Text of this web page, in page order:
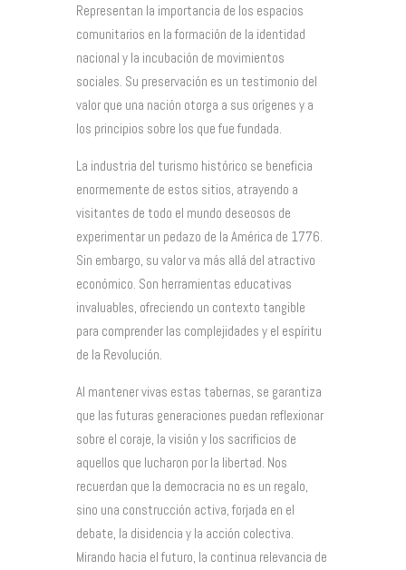
Representan la importancia de los espacios
comunitarios en la formación de la identidad
nacional y la incubación de movimientos
sociales. Su preservación es un testimonio del
valor que una nación otorga a sus orígenes y a
los principios sobre los que fue fundada.
La industria del turismo histórico se beneficia
enormemente de estos sitios, atrayendo a
visitantes de todo el mundo deseosos de
experimentar un pedazo de la América de 1776.
Sin embargo, su valor va más allá del atractivo
económico. Son herramientas educativas
invaluables, ofreciendo un contexto tangible
para comprender las complejidades y el espíritu
de la Revolución.
Al mantener vivas estas tabernas, se garantiza
que las futuras generaciones puedan reflexionar
sobre el coraje, la visión y los sacrificios de
aquellos que lucharon por la libertad. Nos
recuerdan que la democracia no es un regalo,
sino una construcción activa, forjada en el
debate, la disidencia y la acción colectiva.
Mirando hacia el futuro, la continua relevancia de